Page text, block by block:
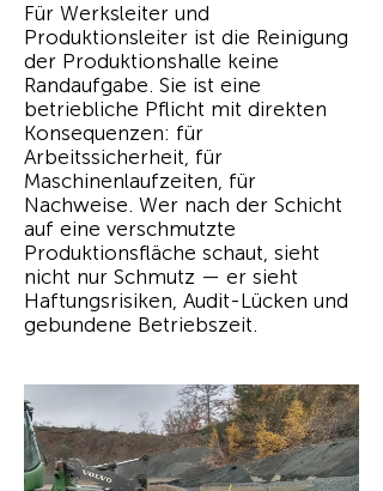
Für Werksleiter und
Produktionsleiter ist die Reinigung
der Produktionshalle keine
Randaufgabe. Sie ist eine
betriebliche Pflicht mit direkten
Konsequenzen: für
Arbeitssicherheit, für
Maschinenlaufzeiten, für
Nachweise. Wer nach der Schicht
auf eine verschmutzte
Produktionsfläche schaut, sieht
nicht nur Schmutz — er sieht
Haftungsrisiken, Audit-Lücken und
gebundene Betriebszeit.